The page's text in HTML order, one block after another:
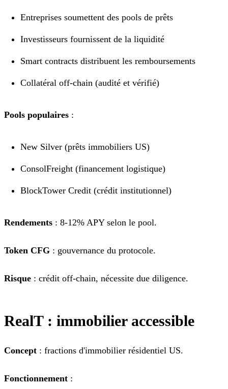
Entreprises soumettent des pools de prêts
Investisseurs fournissent de la liquidité
Smart contracts distribuent les remboursements
Collatéral off-chain (audité et vérifié)
Pools populaires :
New Silver (prêts immobiliers US)
ConsolFreight (financement logistique)
BlockTower Credit (crédit institutionnel)
Rendements : 8-12% APY selon le pool.
Token CFG : gouvernance du protocole.
Risque : crédit off-chain, nécessite due diligence.
RealT : immobilier accessible
Concept : fractions d'immobilier résidentiel US.
Fonctionnement :